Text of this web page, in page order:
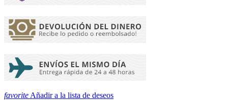
favorite Añadir a la lista de deseos